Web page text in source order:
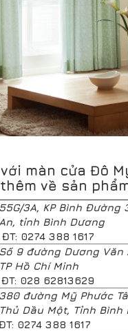
màn cửa Đô
về sản
55G/3A, KP Bình Đường
An, tỉnh Bình Dương
ĐT: 0274 388 1617
Số 9 đường Dương Văn
TP Hồ Chí Minh
ĐT: 028 62813629
380 đường Mỹ Phước
Thủ Dầu Một, Tỉnh Bình
0274 388 1617